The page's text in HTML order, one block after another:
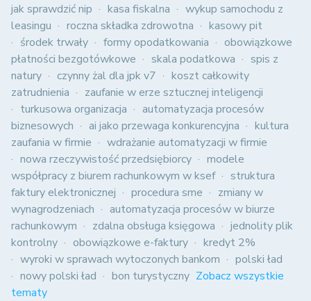
jak sprawdzić nip kasa fiskalna
wykup samochodu z
leasingu
roczna składka zdrowotna
kasowy pit
środek trwały
formy opodatkowania
obowiązkowe
płatności bezgotówkowe
skala podatkowa
spis z
natury
czynny żal dla jpk v7
koszt całkowity
zatrudnienia
zaufanie w erze sztucznej inteligencji
turkusowa organizacja
automatyzacja procesów
biznesowych
ai jako przewaga konkurencyjna
kultura
zaufania w firmie
wdrażanie automatyzacji w firmie
nowa rzeczywistość przedsiębiorcy
modele
współpracy z biurem rachunkowym w ksef
struktura
faktury elektronicznej
procedura sme
zmiany w
wynagrodzeniach
automatyzacja procesów w biurze
rachunkowym
zdalna obsługa księgowa
jednolity plik
kontrolny
obowiązkowe e-faktury
kredyt 2%
wyroki w sprawach wytoczonych bankom
polski ład
nowy polski ład
bon turystyczny Zobacz wszystkie
tematy